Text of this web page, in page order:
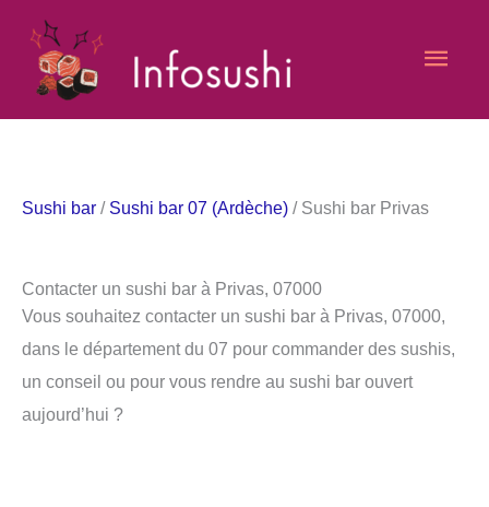
contenu
Sushi bar / Sushi bar 07 (Ardèche) / Sushi bar Privas
Contacter un sushi bar à Privas, 07000
Vous souhaitez contacter un sushi bar à Privas, 07000,
dans le département du 07 pour commander des sushis,
un conseil ou pour vous rendre au sushi bar ouvert
aujourd’hui ?